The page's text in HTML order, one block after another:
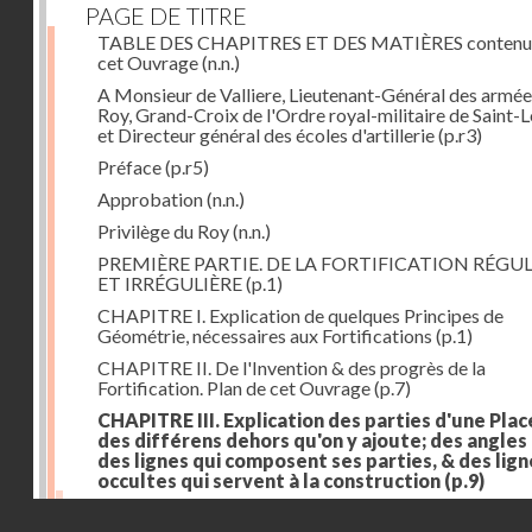
PAGE DE TITRE
TABLE DES CHAPITRES ET DES MATIÈRES
cet Ouvrage(n.n.)
A Monsieur de Valliere, Lieutenant-Général des
Roy, Grand-Croix de l'Ordre royal-militaire de Saint-
et Directeur général des écoles d'artillerie(p.r3)
Préface(p.r5)
Approbation(n.n.)
Privilège du Roy(n.n.)
PREMIÈRE PARTIE. DE LA FORTIFICATION
ET IRRÉGULIÈRE(p.1)
CHAPITRE I. Explication de quelques Principes de
Géométrie, nécessaires aux Fortifications (p.1)
CHAPITRE II. De l'Invention & des progrès de la
Fortification. Plan de cet Ouvrage(p.7)
CHAPITRE III. Explication des parties d'une
des différens dehors qu'on y ajoute; des angles
des lignes qui composent ses parties, & des
occultes qui servent à la construction (p.9)
Des lignes & des angles qui composent les parties